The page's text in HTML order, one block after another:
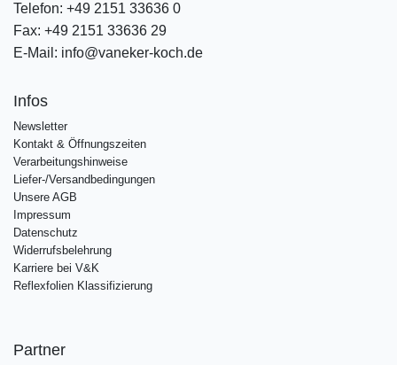
Telefon: +49 2151 33636 0
Fax: +49 2151 33636 29
E-Mail: info@vaneker-koch.de
Infos
Newsletter
Kontakt & Öffnungszeiten
Verarbeitungshinweise
Liefer-/Versandbedingungen
Unsere AGB
Impressum
Datenschutz
Widerrufsbelehrung
Karriere bei V&K
Reflexfolien Klassifizierung
Partner